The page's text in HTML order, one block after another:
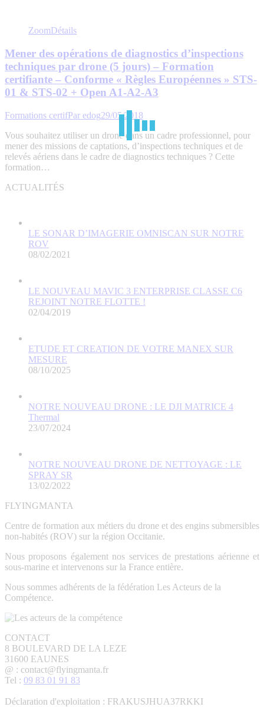
ZoomDétails
Mener des opérations de diagnostics d’inspections
techniques par drone (5 jours) – Formation
certifiante – Conforme « Règles Européennes » STS-
01 & STS-02 + Open A1-A2-A3
Formations certifPar edog29/05/2018
Vous souhaitez utiliser un drone dans un cadre professionnel, pour
mener des missions de captations, d’inspections techniques et de
relevés aériens dans le cadre de diagnostics techniques ? Cette
formation…
ACTUALITÉS
LE SONAR D’IMAGERIE OMNISCAN SUR NOTRE
ROV
08/02/2021
LE NOUVEAU MAVIC 3 ENTERPRISE CLASSE C6
REJOINT NOTRE FLOTTE !
02/04/2019
ETUDE ET CREATION DE VOTRE MANEX SUR
MESURE
08/10/2025
NOTRE NOUVEAU DRONE : LE DJI MATRICE 4
Thermal
23/07/2024
NOTRE NOUVEAU DRONE DE NETTOYAGE : LE
SPRAY SR
13/02/2022
FLYINGMANTA
Centre de formation aux métiers du drone et des engins submersibles
non-habités (ROV) sur la région Occitanie.
Nous proposons également nos services de prestations aérienne et
sous-marine et intervenons sur la France entière.
Nous sommes adhérents de la fédération Les Acteurs de la
Compétence.
CONTACT
8 BOULEVARD DE LA LEZE
31600 EAUNES
@ : contact@flyingmanta.fr
Tel : 09 83 01 91 83
Déclaration d'exploitation : FRAKUSJHUA37RKKI